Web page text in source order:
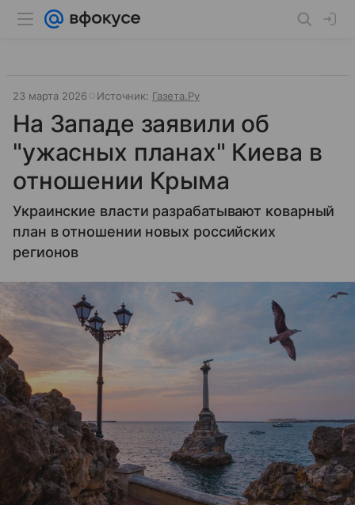
23 марта 2026 Источник: Газета.Ру
На Западе заявили об
"ужасных планах" Киева в
отношении Крыма
Украинские власти разрабатывают коварный
план в отношении новых российских
регионов